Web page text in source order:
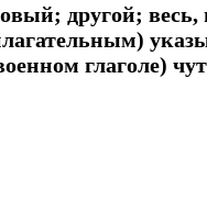
другой;
глаголе)